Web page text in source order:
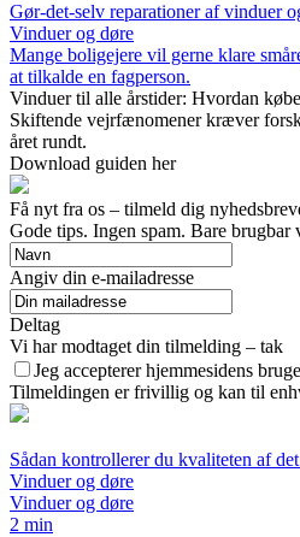
Gør-det-selv reparationer af vinduer
Vinduer og døre
Mange boligejere vil gerne klare
at tilkalde en fagperson.
Vinduer til alle årstider: Hvordan
Skiftende vejrfænomener kræver
året rundt.
Download guiden her
Få nyt fra os – tilmeld dig
Gode tips. Ingen spam. Bare brugbar
Angiv din e-mailadresse
Deltag
Vi har modtaget din tilmelding – tak
Jeg accepterer hjemmesidens
Tilmeldingen er frivillig og kan til
Sådan kontrollerer du kvaliteten af
Vinduer og døre
Vinduer og døre
2 min